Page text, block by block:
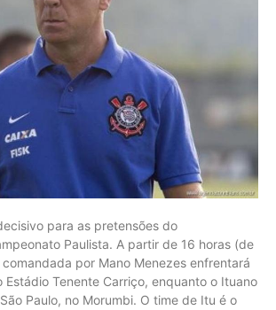
para as pretensões do
Paulista. A partir de 16 horas (de
por Mano Menezes enfrentará
Estádio Tenente Carriço, enquanto o Ituano
Paulo, no Morumbi. O time de Itu é o